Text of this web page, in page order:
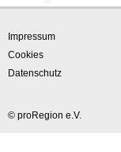
Impressum
Cookies
Datenschutz
© proRegion e.V.